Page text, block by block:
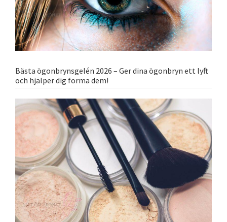
Bästa ögonbrynsgelén 2026 – Ger dina ögonbryn ett lyft
och hjälper dig forma dem!